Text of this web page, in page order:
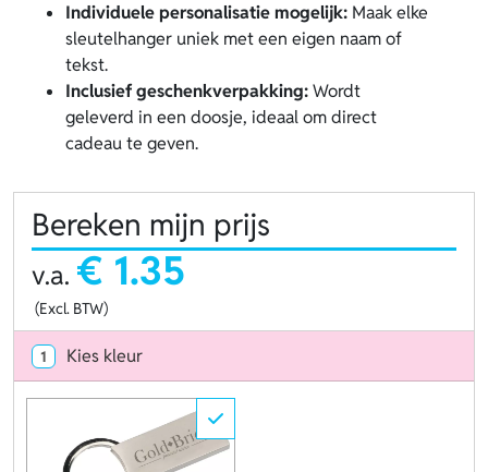
Individuele personalisatie mogelijk: Maak elke
sleutelhanger uniek met een eigen naam of
tekst.
Inclusief geschenkverpakking:Wordt
geleverd in een doosje, ideaal om direct
cadeau te geven.
Bereken mijn prijs
v.a. € 1.35
(Excl. BTW)
1 Kies kleur